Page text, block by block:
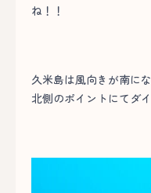
ね！！
久米島は風向きが南に
北側のポイントにてダ